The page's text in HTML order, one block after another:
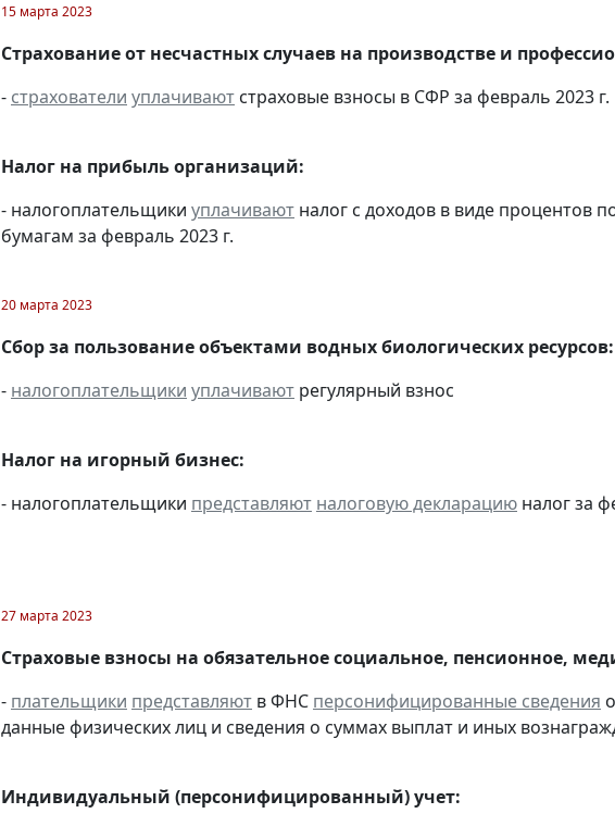
15 марта 2023
Страхование от несчастных случаев на производстве и
- страхователи уплачивают страховые взносы в СФР за февраль 2023 г.
Налог на прибыль организаций:
- налогоплательщики уплачивают налог с доходов в виде процентов
бумагам за февраль 2023 г.
20 марта 2023
Сбор за пользование объектами водных биологических ресурсов:
- налогоплательщики уплачивают регулярный взнос
Налог на игорный бизнес:
- налогоплательщики представляют налоговую декларацию налог за
27 марта 2023
Страховые взносы на обязательное социальное, пенсионное,
- плательщики представляют в ФНС персонифицированные сведения
данные физических лиц и сведения о суммах выплат и иных
Индивидуальный (персонифицированный) учет: